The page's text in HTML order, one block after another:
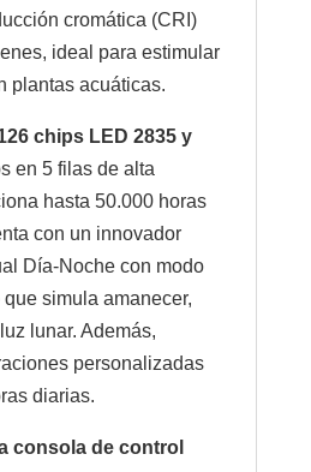
cromática (CRI)
ideal para estimular
plantas acuáticas.
chips LED 2835 y
en 5 filas de alta
hasta 50.000 horas
con un innovador
Día-Noche con modo
simula amanecer,
lunar. Además,
personalizadas
diarias.
consola de control